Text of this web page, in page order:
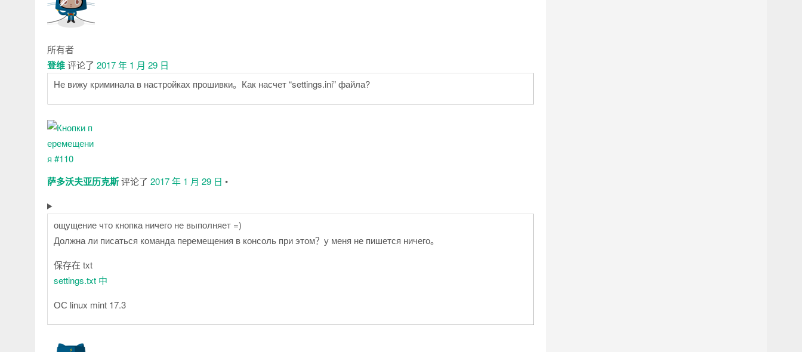
所有者
登维评论了 2017 年 1 月 29 日
Не вижу криминала в настройках прошивки。Как насчет “settings.ini” файла?
萨多沃夫亚历克斯评论了 2017 年 1 月 29 日 •
ощущение что кнопка ничего не выполняет =)
Должна ли писаться команда перемещения в консоль при этом？у меня не пишется ничего。
保存在 txt
settings.txt 中
ОС linux mint 17.3